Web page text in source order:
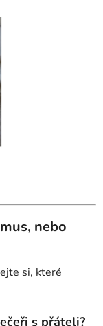
nebo
si, které
s přáteli?